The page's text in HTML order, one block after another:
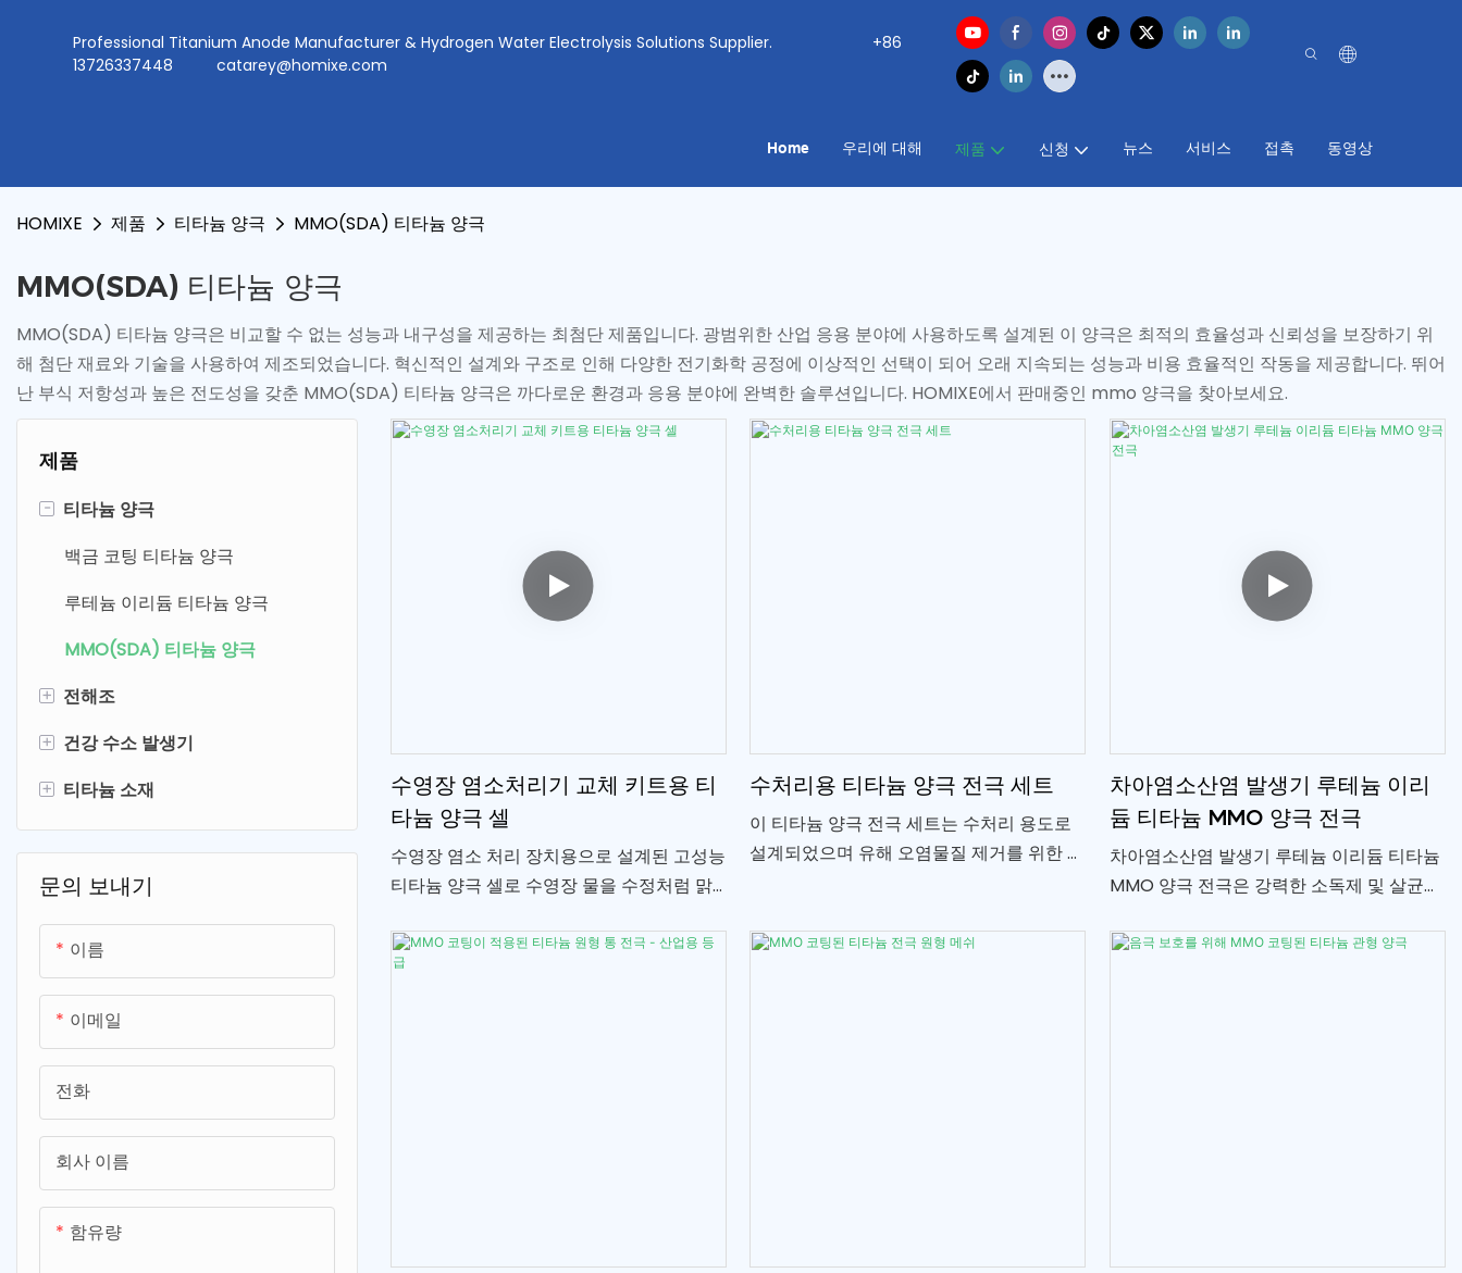
Professional Titanium Anode Manufacturer & Hydrogen Water Electrolysis Solutions Supplier.
+86
13726337448
catarey@homixe.com
Home 우리에 대해 제품 신청 뉴스 서비스 접촉 동영상
HOMIXE 제품 티타늄 양극 MMO(SDA) 티타늄 양극
MMO(SDA) 티타늄 양극
MMO(SDA) 티타늄 양극은 비교할 수 없는 성능과 내구성을 제공하는 최첨단 제품입니다. 광범위한 산업 응용 분야에 사용하도록 설계된 이 양극은 최적의 효율성과 신뢰성을 보장하기 위
해 첨단 재료와 기술을 사용하여 제조되었습니다. 혁신적인 설계와 구조로 인해 다양한 전기화학 공정에 이상적인 선택이 되어 오래 지속되는 성능과 비용 효율적인 작동을 제공합니다. 뛰어
난 부식 저항성과 높은 전도성을 갖춘 MMO(SDA) 티타늄 양극은 까다로운 환경과 응용 분야에 완벽한 솔루션입니다. HOMIXE에서 판매중인 mmo 양극을 찾아보세요.
제품
-
티타늄 양극
백금 코팅 티타늄 양극
루테늄 이리듐 티타늄 양극
MMO(SDA) 티타늄 양극
+ 전해조
전기분해 수소발생기
과일 및 야채 정수기
차아염소산나트륨 생성기
전기분해 셀
+ 건강 수소 발생기
수소물병
과일 및 야채 세탁기
수소수분무
수소 흡입 기계
+ 티타늄 소재
티타늄 필터
티타늄 메쉬 & 플레이트
티타늄 나사
문의 보내기
이름
이메일
전화
회사 이름
함유량
수영장 염소처리기 교체 키트용 티
타늄 양극 셀
수영장 염소 처리 장치용으로 설계된 고성능
티타늄 양극 셀로 수영장 물을 수정처럼 맑
수 전해질을 사용하여 일관되고 효율적인 작
동을 제공하도록 설계되어 수영장 염소화 시
수처리용 티타늄 양극 전극 세트
이 티타늄 양극 전극 세트는 수처리 용도로
설계되었으며 유해 오염물질 제거를 위한 효
차아염소산염 발생기 루테늄 이리
듐 티타늄 MMO 양극 전극
차아염소산염 발생기 루테늄 이리듐 티타늄
MMO 양극 전극은 강력한 소독제 및 살균제
입니다. 이 전극은 루테늄, 이리듐, 티타늄의